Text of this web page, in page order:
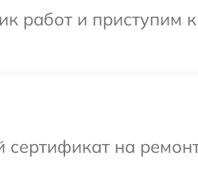
работ и приступим к
сертификат на